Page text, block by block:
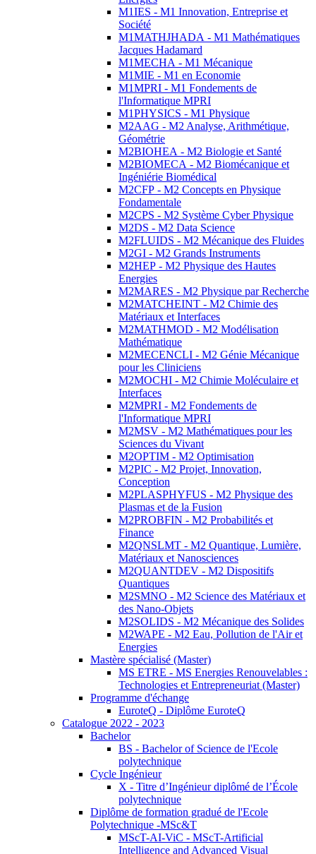
M1IES - M1 Innovation, Entreprise et
Société
M1MATHJHADA - M1 Mathématiques
Jacques Hadamard
M1MECHA - M1 Mécanique
M1MIE - M1 en Economie
M1MPRI - M1 Fondements de
l'Informatique MPRI
M1PHYSICS - M1 Physique
M2AAG - M2 Analyse, Arithmétique,
Géométrie
M2BIOHEA - M2 Biologie et Santé
M2BIOMECA - M2 Biomécanique et
Ingéniérie Biomédical
M2CFP - M2 Concepts en Physique
Fondamentale
M2CPS - M2 Système Cyber Physique
M2DS - M2 Data Science
M2FLUIDS - M2 Mécanique des Fluides
M2GI - M2 Grands Instruments
M2HEP - M2 Physique des Hautes
Energies
M2MARES - M2 Physique par Recherche
M2MATCHEINT - M2 Chimie des
Matériaux et Interfaces
M2MATHMOD - M2 Modélisation
Mathématique
M2MECENCLI - M2 Génie Mécanique
pour les Cliniciens
M2MOCHI - M2 Chimie Moléculaire et
Interfaces
M2MPRI - M2 Fondements de
l'Informatique MPRI
M2MSV - M2 Mathématiques pour les
Sciences du Vivant
M2OPTIM - M2 Optimisation
M2PIC - M2 Projet, Innovation,
Conception
M2PLASPHYFUS - M2 Physique des
Plasmas et de la Fusion
M2PROBFIN - M2 Probabilités et
Finance
M2QNSLMT - M2 Quantique, Lumière,
Matériaux et Nanosciences
M2QUANTDEV - M2 Dispositifs
Quantiques
M2SMNO - M2 Science des Matériaux et
des Nano-Objets
M2SOLIDS - M2 Mécanique des Solides
M2WAPE - M2 Eau, Pollution de l'Air et
Energies
Mastère spécialisé (Master)
MS ETRE - MS Energies Renouvelables :
Technologies et Entrepreneuriat (Master)
Programme d'échange
EuroteQ - Diplôme EuroteQ
Catalogue 2022 - 2023
Bachelor
BS - Bachelor of Science de l'Ecole
polytechnique
Cycle Ingénieur
X - Titre d’Ingénieur diplômé de l’École
polytechnique
Diplôme de formation gradué de l'Ecole
Polytechnique -MSc&T
MScT-AI-ViC - MScT-Artificial
Intelligence and Advanced Visual